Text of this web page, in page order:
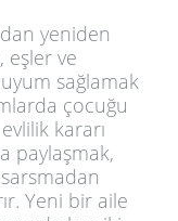
yeniden
eşler ve
sağlamak
çocuğu
kararı
paylaşmak,
Yeni bir aile